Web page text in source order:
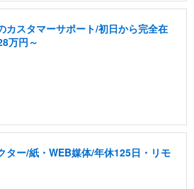
カスタマーサポート/初日から完全在
万円～
ター/紙・WEB媒体/年休125日・リモ